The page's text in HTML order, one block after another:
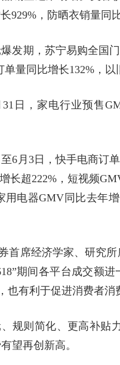
929%，防晒衣销量同比
发期，苏宁易购全国
量同比增长132%，以
日，家电行业预售
6月3日，快手电商订
长超222%，短视频
电器GMV同比去年
首席经济学家、研究
期间各平台成交额
有利于促进消费者消
规则简化、更高补贴
望再创新高。